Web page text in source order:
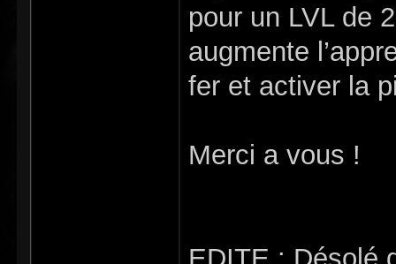
pour un LVL de
augmente
fer et activer la
Merci a vous !